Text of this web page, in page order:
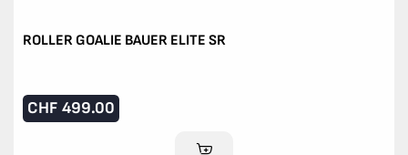
ROLLER GOALIE BAUER ELITE SR
CHF 499.00
AJOUTER AU PANIER